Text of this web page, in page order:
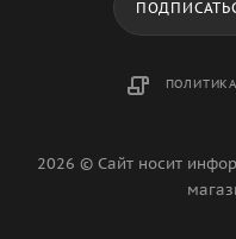
2026 © Сайт носит